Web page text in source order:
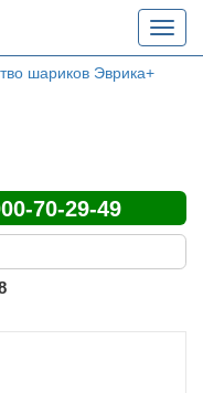
меню
70-29-49